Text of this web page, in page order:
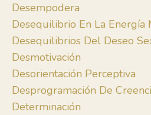
Desempodera
Desequilibrio En La Energía
Desequilibrios Del Deseo
Desmotivación
Desorientación Perceptiva
Desprogramación De
Determinación